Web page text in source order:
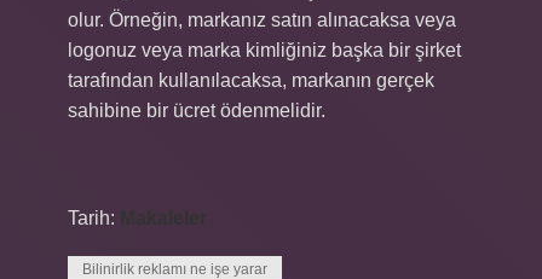
olur. Örneğin, markanız satın alınacaksa veya
logonuz veya marka kimliğiniz başka bir şirket
tarafından kullanılacaksa, markanın gerçek
sahibine bir ücret ödenmelidir.
Tarih:
Bilinirlik reklamı ne işe yarar